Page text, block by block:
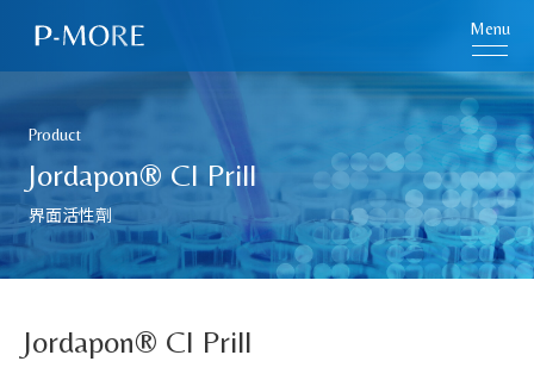
Menu
Product
Jordapon® CI Prill
界面活性劑
Jordapon® CI Prill